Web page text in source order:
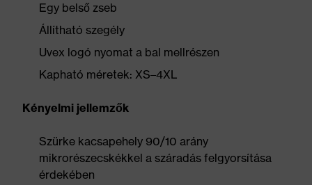
Egy belső zseb
Állítható szegély
Uvex logó nyomat a bal mellrészen
Kapható méretek: XS–4XL
Kényelmi jellemzők
Szürke kacsapehely 90/10 arány
mikrorészecskékkel a száradás felgyorsítása
érdekében